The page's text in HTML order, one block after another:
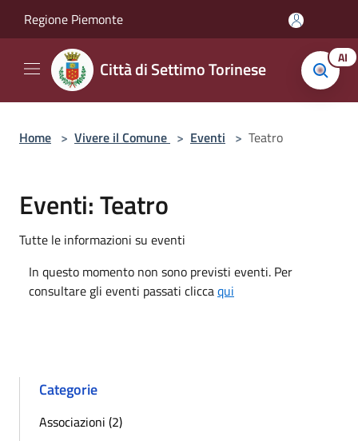
Regione Piemonte
Città di Settimo Torinese AI
Home > Vivere il Comune > Eventi > Teatro
Eventi: Teatro
Tutte le informazioni su eventi
In questo momento non sono previsti eventi. Per
consultare gli eventi passati cliccaqui
Categorie
Associazioni (2)